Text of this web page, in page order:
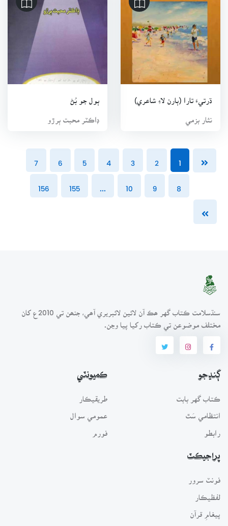
ڌرتيءَ تارا (ٻارن لاءِ شاعري)
نثار بزمي
ٻول جو بُڻ
ڊاڪٽر محبت ٻرڙو
1
3
4
5
8
9
10
155
156
سنڌسلامت ڪتاب گهر ھڪ آن لائين لائبريري آھي، جنھن تي 2010ع کان
مختلف موضوعن تي ڪتاب رکيا پيا وڃن.
ڳنڍجو
ڪتاب گهر بابت
انتظامي سَٿ
رابطو
ڪميونٽي
طريقيڪار
عمومي سوال
فورم
پراجيڪٽ
فونٽ سرور
لفظيڪار
پيغامِ قرآن